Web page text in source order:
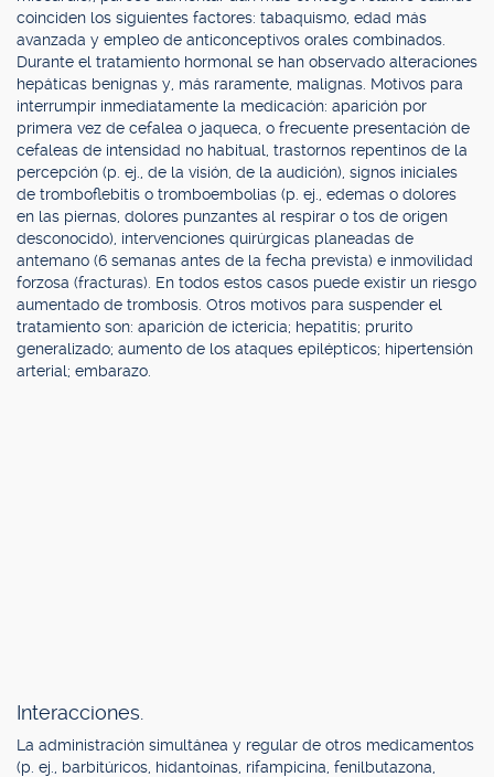
coinciden los siguientes factores: tabaquismo, edad más
avanzada y empleo de anticonceptivos orales combinados.
Durante el tratamiento hormonal se han observado alteraciones
hepáticas benignas y, más raramente, malignas. Motivos para
interrumpir inmediatamente la medicación: aparición por
primera vez de cefalea o jaqueca, o frecuente presentación de
cefaleas de intensidad no habitual, trastornos repentinos de la
percepción (p. ej., de la visión, de la audición), signos iniciales
de tromboflebitis o tromboembolias (p. ej., edemas o dolores
en las piernas, dolores punzantes al respirar o tos de origen
desconocido), intervenciones quirúrgicas planeadas de
antemano (6 semanas antes de la fecha prevista) e inmovilidad
forzosa (fracturas). En todos estos casos puede existir un riesgo
aumentado de trombosis. Otros motivos para suspender el
tratamiento son: aparición de ictericia; hepatitis; prurito
generalizado; aumento de los ataques epilépticos; hipertensión
arterial; embarazo.
Interacciones.
La administración simultánea y regular de otros medicamentos
(p. ej., barbitúricos, hidantoínas, rifampicina, fenilbutazona,